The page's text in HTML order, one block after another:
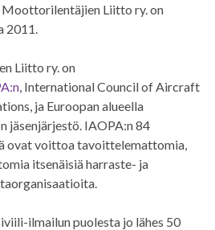
Moottorilentäjien Liitto ry. on
2011.
Liitto ry. on
, International Council of Aircraft
ja Euroopan alueella
jäsenjärjestö. IAOPA:n 84
ovat voittoa tavoittelemattomia,
itsenäisiä harraste- ja
ilmailun puolesta jo lähes 50